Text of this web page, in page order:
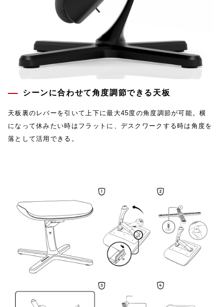
シーンに合わせて角度調節できる天板
天板裏のレバーを引いて上下に最大45度の角度調節が可能。横
になって休みたい時はフラットに、デスクワークする時は角度を
落として活用できる。